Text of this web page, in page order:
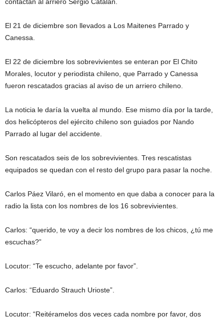
El 21 de diciembre son llevados a Los Maitenes Parrado y
Canessa.
El 22 de diciembre los sobrevivientes se enteran por El Chito
Morales, locutor y periodista chileno, que Parrado y Canessa
fueron rescatados gracias al aviso de un arriero chileno.
La noticia le daría la vuelta al mundo. Ese mismo día por la tarde,
dos helicópteros del ejército chileno son guiados por Nando
Parrado al lugar del accidente.
Son rescatados seis de los sobrevivientes. Tres rescatistas
equipados se quedan con el resto del grupo para pasar la noche.
Carlos Páez Vilaró, en el momento en que daba a conocer para la
radio la lista con los nombres de los 16 sobrevivientes.
Carlos: “querido, te voy a decir los nombres de los chicos, ¿tú me
escuchas?”
Locutor: “Te escucho, adelante por favor”.
Carlos: “Eduardo Strauch Urioste”.
Locutor: “Reitéramelos dos veces cada nombre por favor, dos